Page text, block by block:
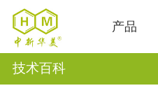
产品
技术百科